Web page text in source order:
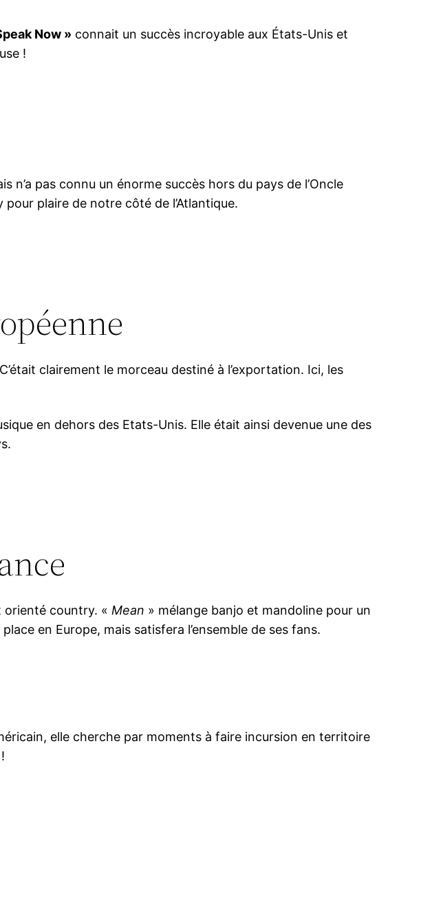
Now » connait un succès incroyable aux États-Unis et
!
pas connu un énorme succès hors du pays de l’Oncle
plaire de notre côté de l’Atlantique.
clairement le morceau destiné à l’exportation. Ici, les
en dehors des Etats-Unis. Elle était ainsi devenue une des
orienté country. « Mean » mélange banjo et mandoline pour un
en Europe, mais satisfera l’ensemble de ses fans.
elle cherche par moments à faire incursion en territoire